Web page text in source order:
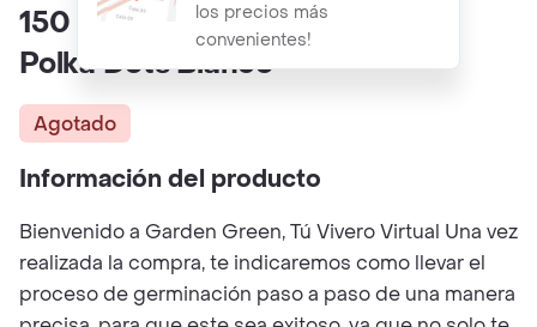
los precios más
convenientes!
150 Semillas Orgánicas De Flor
Polka Dots Blanco
Agotado
Información del producto
Bienvenido a Garden Green, Tú Vivero Virtual Una vez
realizada la compra, te indicaremos como llevar el
proceso de germinación paso a paso de una manera